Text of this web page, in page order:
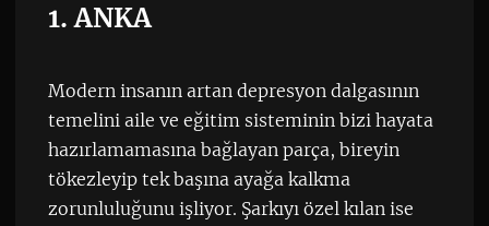
1. ANKA
Modern insanın artan depresyon dalgasının
temelini aile ve eğitim sisteminin bizi hayata
hazırlamamasına bağlayan parça, bireyin
tökezleyip tek başına ayağa kalkma
zorunluluğunu işliyor. Şarkıyı özel kılan ise